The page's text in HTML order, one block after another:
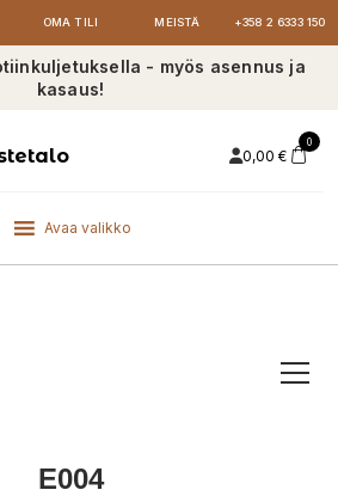
OMA TILI MEISTÄ +358 2 6333 150
- myös asennus ja
kasaus!
0,00 €
0
Avaa valikko
E004